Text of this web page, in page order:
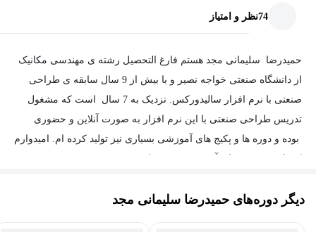
74نظر و امتیاز
حمیدرضا سلیمانی مجد هستم فارغ التحصیل رشته ی مهندسی مکانیک
از دانشگاه صنعتی خواجه نصیر و با بیش از 9 سال سابقه ی طراحی
صنعتی با نرم افزار سالیدورکس. نزدیک به 7 سال است که مشغول
تدریس طراحی صنعتی با این نرم افزار به صورت آنلاین و حضوری
بوده و دوره ها و پکیج های آموزشی بسیاری نیز تولید کرده ام. امیدوارم
بتوانم در این مسیر همراه شما باشم.
دیگر دوره‌های حمیدرضا سلیمانی مجد